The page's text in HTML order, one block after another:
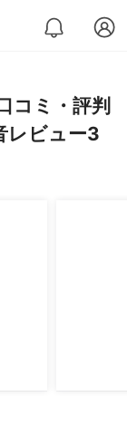
コミ・評判
レビュー3